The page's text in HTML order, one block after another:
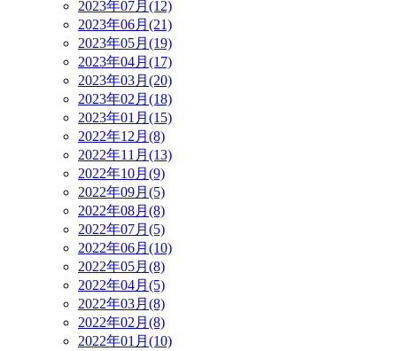
2023年07月(12)
2023年06月(21)
2023年05月(19)
2023年04月(17)
2023年03月(20)
2023年02月(18)
2023年01月(15)
2022年12月(8)
2022年11月(13)
2022年10月(9)
2022年09月(5)
2022年08月(8)
2022年07月(5)
2022年06月(10)
2022年05月(8)
2022年04月(5)
2022年03月(8)
2022年02月(8)
2022年01月(10)